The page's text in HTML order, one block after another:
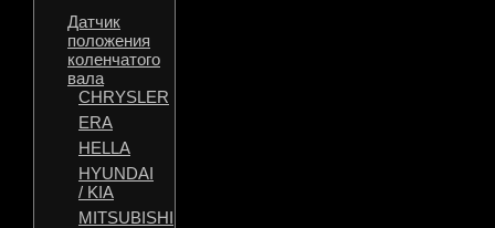
Датчик
положения
коленчатого
вала
CHRYSLER
ERA
HELLA
HYUNDAI
/ KIA
MITSUBISHI